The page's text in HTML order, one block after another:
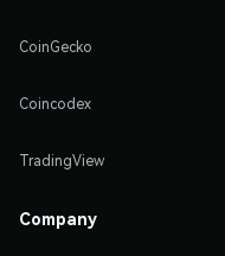
CoinGecko
Coincodex
TradingView
Company